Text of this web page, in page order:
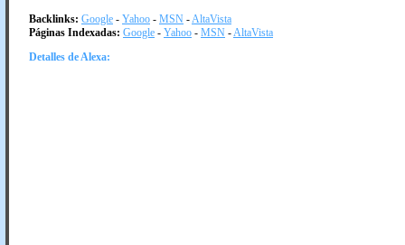
Backlinks: Google - Yahoo - MSN -AltaVista
Páginas Indexadas: Google - Yahoo - MSN -AltaVista
Detalles de Alexa: